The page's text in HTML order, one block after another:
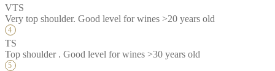
VTS
Very top shoulder. Good level for wines >20 years old
TS
Top shoulder . Good level for wines >30 years old